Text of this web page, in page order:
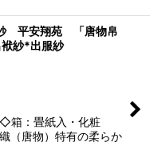
紗 平安翔苑 「唐物帛
紗*出服紗
畳紙入・化粧
物）特有の柔らか